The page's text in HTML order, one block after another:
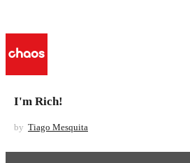
I'm Rich!
by Tiago Mesquita